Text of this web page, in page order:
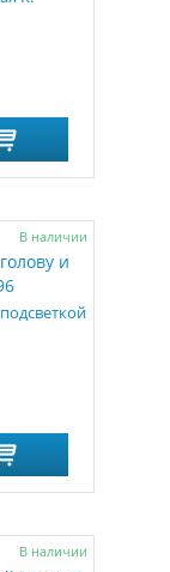
В наличии
В наличии